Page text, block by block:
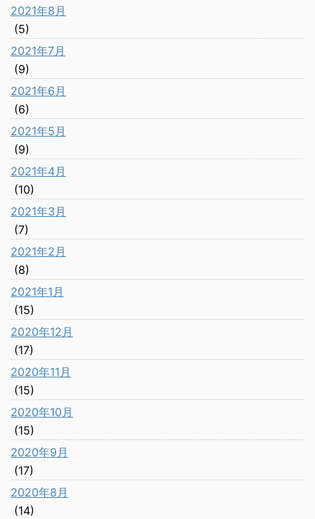
2021年8月
(5)
2021年7月
(9)
2021年6月
(6)
2021年5月
(9)
2021年4月
(10)
2021年3月
(7)
2021年2月
(8)
2021年1月
(15)
2020年12月
(17)
2020年11月
(15)
2020年10月
(15)
2020年9月
(17)
2020年8月
(14)